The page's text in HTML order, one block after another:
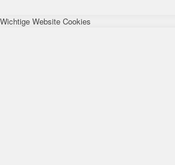
Wichtige Website Cookies